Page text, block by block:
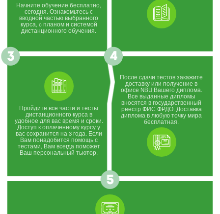
Начните обучение бесплатно,
сегодня. Ознакомьтесь с
вводной частью выбранного
курса, c планом и системой
дистанционного обучения.
Пройдите все части и тесты
дистанционного курса в
удобное для вас время и сроки.
Доступ к оплаченному курсу у
вас сохранится на 3 года. Если
Вам понадобится помощь с
тестами, Вам всегда поможет
Ваш персональный тьютор.
После сдачи тестов закажите
доставку или получение в
офисе NBU Вашего диплома.
Все выданные дипломы
вносятся в государственный
реестр ФИС ФРДО. Доставка
диплома в любую точку мира
бесплатная.